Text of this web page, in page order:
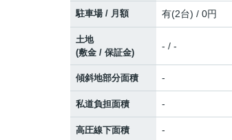
駐車場 / 月額 有(2台) / 0円
土地
(敷金 / 保証金)
- / -
傾斜地部分面積 -
私道負担面積 -
高圧線下面積 -